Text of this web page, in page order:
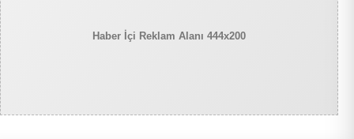
Haber İçi Reklam Alanı 444x200